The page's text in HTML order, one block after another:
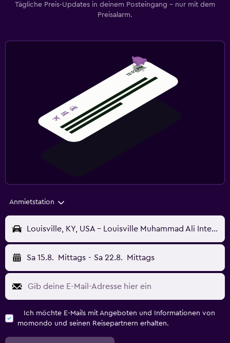
Tägliche Preis-Updates in deinem Posteingang – nur mit dem
Preisalarm.
Anmietstation
Louisville, KY, USA - Louisville Muhammad Ali International (SDF)
Sa 15.8. Mittags - Sa 22.8. Mittags
Ich möchte E-Mails mit Angeboten und Informationen von
momondo und seinen Reisepartnern erhalten.